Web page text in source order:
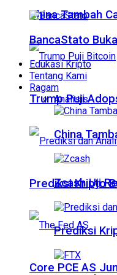
China Tambah
Trump Puji
Prediksi Kripto
Core PCE AS
BancaStato
Edukasi Kripto
Tentang Kami
Ragam
Analisis
China
Zcash Uji
Prediksi